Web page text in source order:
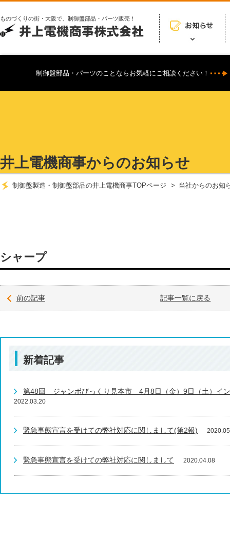
ものづくりの街・大阪で、制御盤部品・パーツ販売！
制御盤部品・パーツのことならお気軽にご相談ください！
井上電機商事からのお知らせ
制御盤製造・制御盤部品の井上電機商事TOPページ 当社からのお知
シャープ
前の記事 記事一覧に戻る
新着記事
第48回 ジャンボびっくり見本市 4月8日（金）9日（土）イ
2022.03.20
緊急事態宣言を受けての弊社対応に関しまして(第2報)
緊急事態宣言を受けての弊社対応に関しまして 2020.04.08